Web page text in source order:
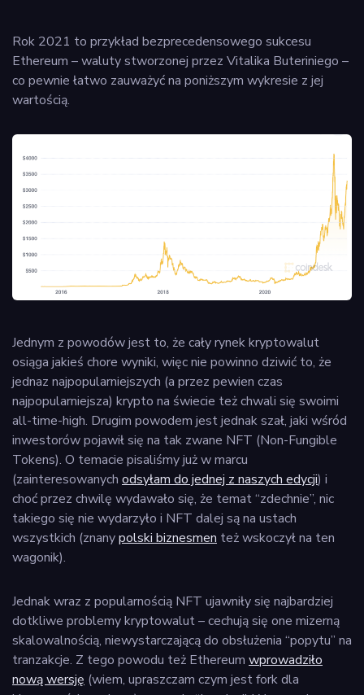
Rok 2021 to przykład bezprecedensowego sukcesu
Ethereum – waluty stworzonej przez Vitalika Buteriniego –
co pewnie łatwo zauważyć na poniższym wykresie z jej
wartością.
Jednym z powodów jest to, że cały rynek kryptowalut
osiąga jakieś chore wyniki, więc nie powinno dziwić to, że
jednaz najpopularniejszych (a przez pewien czas
najpopularniejsza) krypto na świecie też chwali się swoimi
all-time-high. Drugim powodem jest jednak szał, jaki wśród
inwestorów pojawił się na tak zwane NFT (Non-Fungible
Tokens). O temacie pisaliśmy już w marcu
(zainteresowanych odsyłam do jednej z naszych edycji) i
choć przez chwilę wydawało się, że temat “zdechnie”, nic
takiego się nie wydarzyło i NFT dalej są na ustach
wszystkich (znanypolski biznesmen też wskoczył na ten
wagonik).
Jednak wraz z popularnością NFT ujawniły się najbardziej
dotkliwe problemy kryptowalut – cechują się one mizerną
skalowalnością, niewystarczającą do obsłużenia “popytu” na
tranzakcje. Z tego powodu też Ethereum wprowadziło
nową wersję (wiem, upraszczam czym jest fork dla